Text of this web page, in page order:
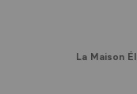
La Maison